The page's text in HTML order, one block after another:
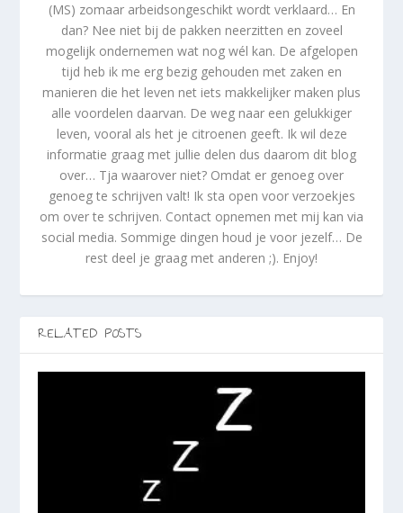
(MS) zomaar arbeidsongeschikt wordt verklaard… En
dan? Nee niet bij de pakken neerzitten en zoveel
mogelijk ondernemen wat nog wél kan. De afgelopen
tijd heb ik me erg bezig gehouden met zaken en
manieren die het leven net iets makkelijker maken plus
alle voordelen daarvan. De weg naar een gelukkiger
leven, vooral als het je citroenen geeft. Ik wil deze
informatie graag met jullie delen dus daarom dit blog
over… Tja waarover niet? Omdat er genoeg over
genoeg te schrijven valt! Ik sta open voor verzoekjes
om over te schrijven. Contact opnemen met mij kan via
social media. Sommige dingen houd je voor jezelf… De
rest deel je graag met anderen ;). Enjoy!
RELATED POSTS